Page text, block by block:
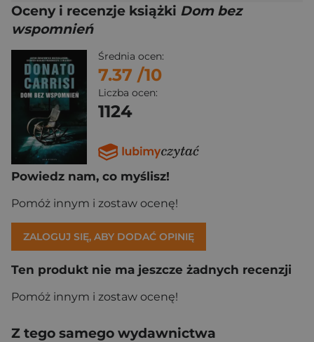
Oceny i recenzje książki Dom bez
wspomnień
Średnia ocen:
7.37 /10
Liczba ocen:
1124
Powiedz nam, co myślisz!
Pomóż innym i zostaw ocenę!
ZALOGUJ SIĘ, ABY DODAĆ OPINIĘ
Ten produkt nie ma jeszcze żadnych recenzji
Pomóż innym i zostaw ocenę!
Z tego samego wydawnictwa